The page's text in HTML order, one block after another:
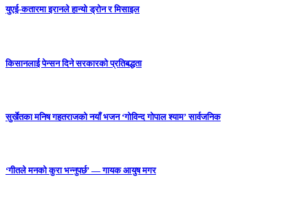
युएई-कतारमा इरानले हान्यो ड्रोन र मिसाइल
किसानलाई पेन्सन दिने सरकारको प्रतिबद्धता
सुर्खेतका मनिष गहतराजको नयाँ भजन ‘गोविन्द गोपाल श्याम’ सार्वजनिक
‘गीतले मनको कुरा भन्नुपर्छ’ — गायक आयुष मगर